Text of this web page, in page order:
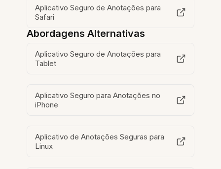
Aplicativo Seguro de Anotações para
Safari
Abordagens Alternativas
Aplicativo Seguro de Anotações para
Tablet
Aplicativo Seguro para Anotações no
iPhone
Aplicativo de Anotações Seguras para
Linux